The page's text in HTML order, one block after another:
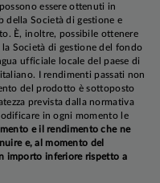
essere ottenuti in
della Società di gestione e
È, inoltre, possibile ottenere
Società di gestione del fondo
ufficiale locale del paese di
I rendimenti passati non
del prodotto è sottoposto
prevista dalla normativa
in ogni momento le
e il rendimento che ne
e, al momento del
importo inferiore rispetto a